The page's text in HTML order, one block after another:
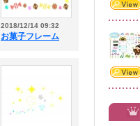
2018/12/14 09:32
お菓子フレーム